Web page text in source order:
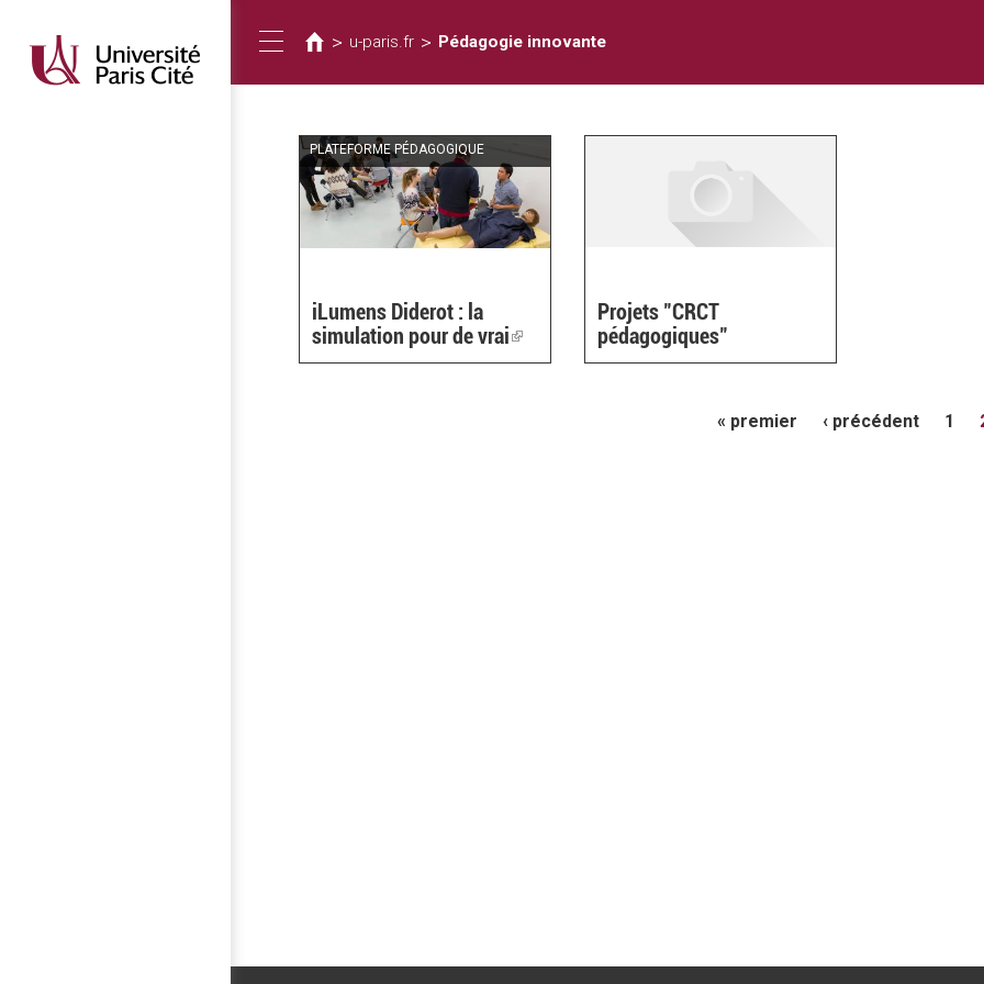
contenu
principal
Toggle
navigation
êtes
ici
> u-paris.fr > Pédagogie innovante
PLATEFORME PÉDAGOGIQUE
iLumens Diderot : la
simulation pour de vrai(link
is
Projets "CRCT
pédagogiques"
« premier ‹ précédent 1